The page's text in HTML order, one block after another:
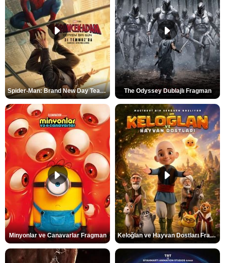
Spider-Man: Brand New Day Teaser The Odyssey Dublajlı Fragman
Minyonlar ve Canavarlar Fragman Keloğlan ve Hayvan Dostları Fragman